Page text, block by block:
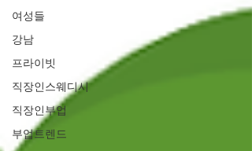
여성들
강남
프라이빗
직장인스웨디시
직장인부업
부업트렌드